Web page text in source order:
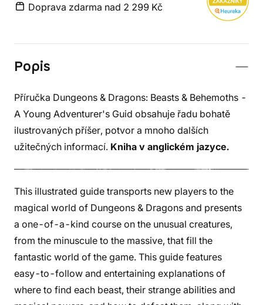
Doprava zdarma nad 2 299 Kč
Popis
Příručka Dungeons & Dragons: Beasts & Behemoths -
A Young Adventurer's Guid obsahuje řadu bohatě
ilustrovaných příšer, potvor a mnoho dalších
užitečných informací. Kniha v anglickém jazyce.
This illustrated guide transports new players to the
magical world of Dungeons & Dragons and presents
a one-of-a-kind course on the unusual creatures,
from the minuscule to the massive, that fill the
fantastic world of the game. This guide features
easy-to-follow and entertaining explanations of
where to find each beast, their strange abilities and